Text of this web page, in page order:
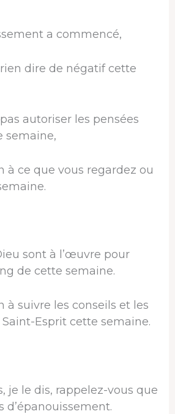
a commencé,
dire de négatif cette
autoriser les pensées
semaine,
à ce que vous regardez ou
sont à l’œuvre pour
de cette semaine.
à suivre les conseils et les
Esprit cette semaine.
je le dis, rappelez-vous que
d’épanouissement.